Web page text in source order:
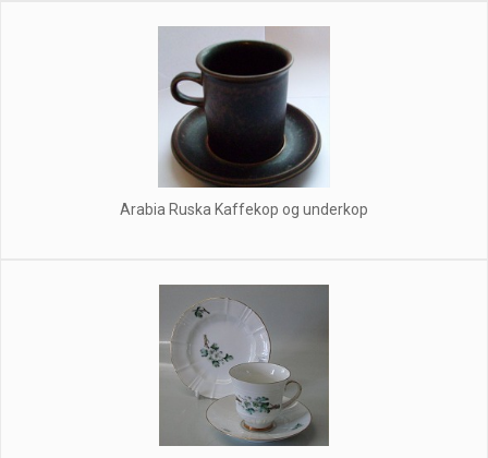
Arabia Ruska Kaffekop og underkop